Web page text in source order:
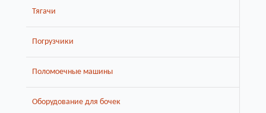
Тягачи
Погрузчики
Поломоечные машины
Оборудование для бочек